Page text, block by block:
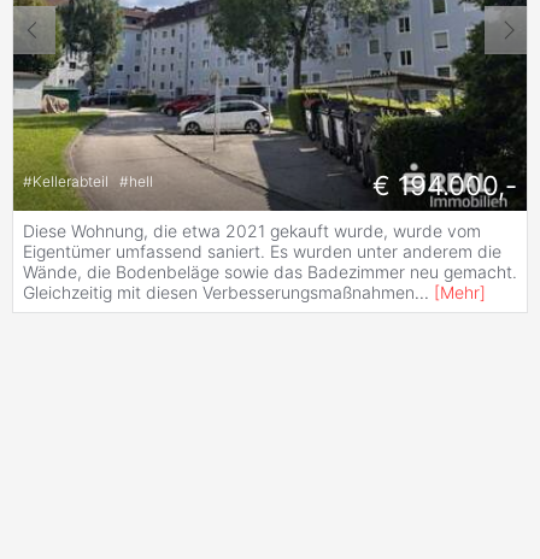
#Kellerabteil #hell € 194.000,-
Diese Wohnung, die etwa 2021 gekauft wurde, wurde vom
Eigentümer umfassend saniert. Es wurden unter anderem die
Wände, die Bodenbeläge sowie das Badezimmer neu gemacht.
Gleichzeitig mit diesen Verbesserungsmaßnahmen... [Mehr]